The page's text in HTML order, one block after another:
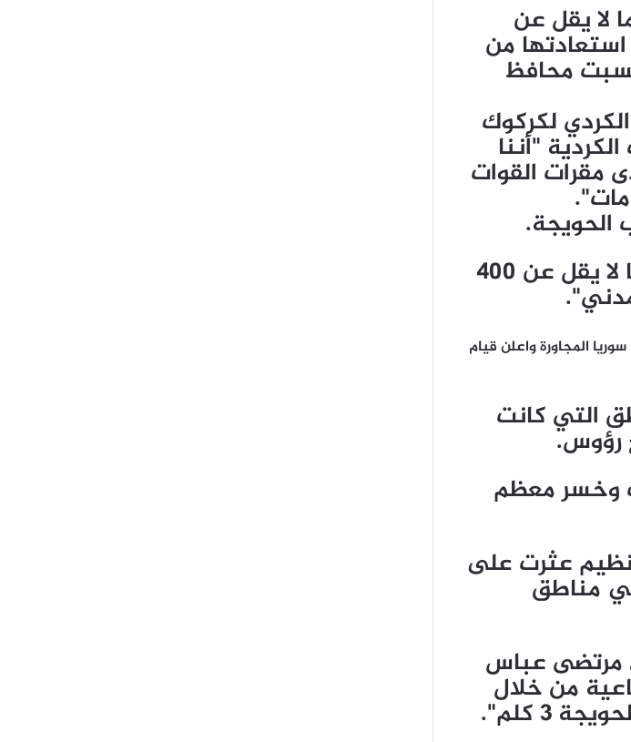
لا يقل عن
استعادتها من
محافظ
لكركوك
"أننا
مقرات القوات
الحويجة.
وأضاف راكان "انظروا لبشاعة الإرهاب الذي أعدم ما لا يقل عن 400
سوريا المجاورة واعلن قيام
التي كانت
رؤوس.
وخسر معظم
عثرت على
مناطق
العراقي مرتضى عباس
من خلال
3 كلم".